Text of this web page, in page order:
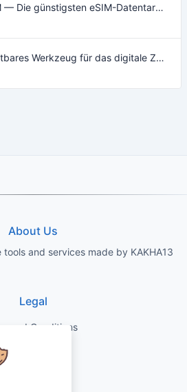
CheapereSIM — Die günstigsten eSIM-Datentarife für Reisen 2026
Ein unverzichtbares Werkzeug für das digitale Zeitalter
About Us
and services made by KAKHA13
Legal
and Conditions
Privacy Policy